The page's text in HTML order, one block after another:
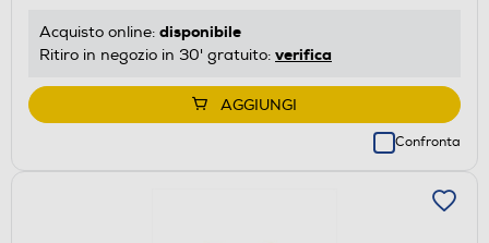
Acquisto online: disponibile
Ritiro in negozio in 30' gratuito: verifica
AGGIUNGI
Confronta